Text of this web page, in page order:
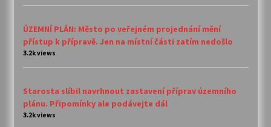
ÚZEMNÍ PLÁN: Město po veřejném projednání mění
přístup k přípravě. Jen na místní části zatím nedošlo
3.2k views
Starosta slíbil navrhnout zastavení příprav územního
plánu. Připomínky ale podávejte dál
3.2k views